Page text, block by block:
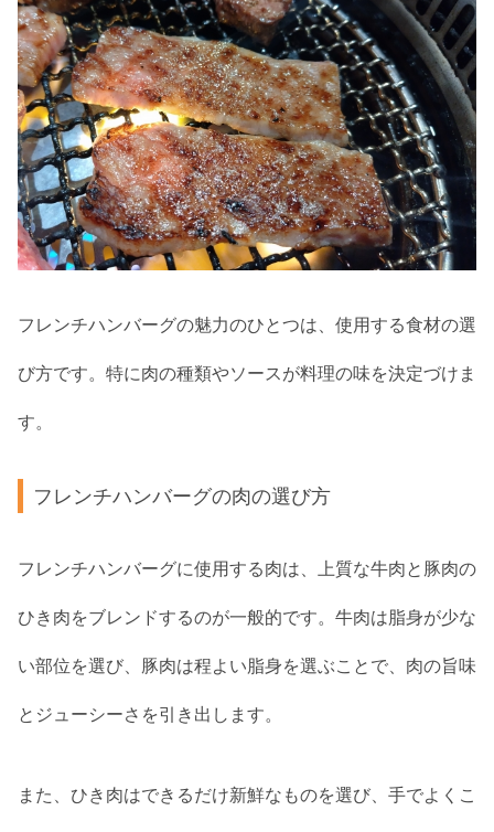
フレンチハンバーグの魅力のひとつは、使用する食材の選
び方です。特に肉の種類やソースが料理の味を決定づけま
す。
フレンチハンバーグの肉の選び方
フレンチハンバーグに使用する肉は、上質な牛肉と豚肉の
ひき肉をブレンドするのが一般的です。牛肉は脂身が少な
い部位を選び、豚肉は程よい脂身を選ぶことで、肉の旨味
とジューシーさを引き出します。
また、ひき肉はできるだけ新鮮なものを選び、手でよくこ